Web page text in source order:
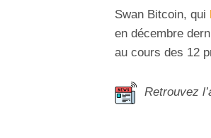
Swan Bitcoin, qui
en décembre
au cours des 12
Retrouvez